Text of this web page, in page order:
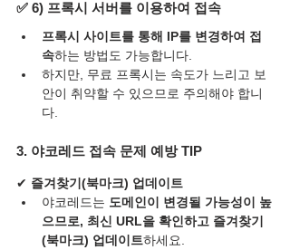
✅ 6) 프록시 서버를 이용하여 접속
프록시 사이트를 통해 IP를 변경하여 접
속하는 방법도 가능합니다.
하지만, 무료 프록시는 속도가 느리고 보
안이 취약할 수 있으므로 주의해야 합니
다.
3. 야코레드 접속 문제 예방 TIP
✔ 즐겨찾기(북마크) 업데이트
야코레드는 도메인이 변경될 가능성이 높
으므로, 최신 URL을 확인하고 즐겨찾기
(북마크) 업데이트하세요.